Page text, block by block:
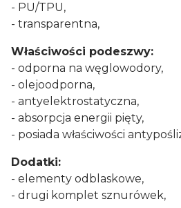
- PU/TPU,
- transparentna,
Właściwości podeszwy:
- odporna na węglowodory,
- olejoodporna,
- antyelektrostatyczna,
- absorpcja energii pięty,
- posiada właściwości
Dodatki:
- elementy odblaskowe,
- drugi komplet sznurówek,